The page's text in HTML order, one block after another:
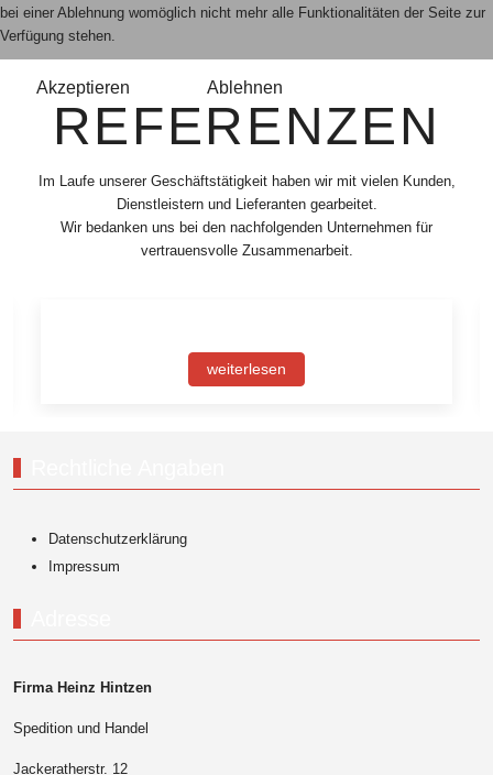
REFERENZEN
Im Laufe unserer Geschäftstätigkeit haben wir mit vielen Kunden,
Dienstleistern und Lieferanten gearbeitet.
Wir bedanken uns bei den nachfolgenden Unternehmen für
vertrauensvolle Zusammenarbeit.
weiterlesen
Datenschutzerklärung
Impressum
Firma Heinz Hintzen
Spedition und Handel
Jackeratherstr. 12
bei einer Ablehnung womöglich nicht mehr alle Funktionalitäten der Seite zur
Verfügung stehen.
Akzeptieren Ablehnen